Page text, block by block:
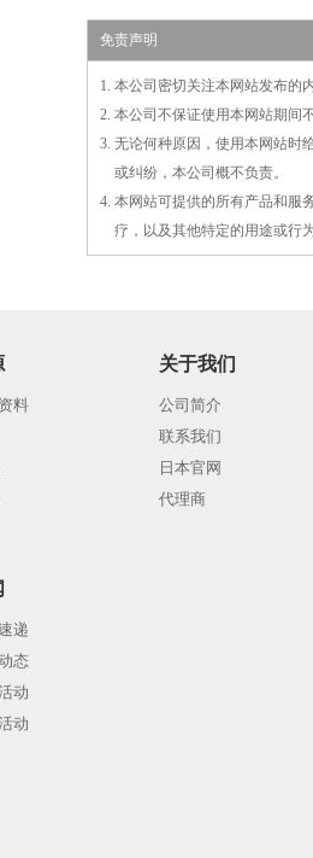
免责声明
1. 本公司密切关注本网站发布的
2. 本公司不保证使用本网站期间
3. 无论何种原因，使用本网站时
或纠纷，本公司概不负责。
4. 本网站可提供的所有产品和服
疗，以及其他特定的用途或行
料
关于我们
公司简介
联系我们
日本官网
代理商
递
态
动
动